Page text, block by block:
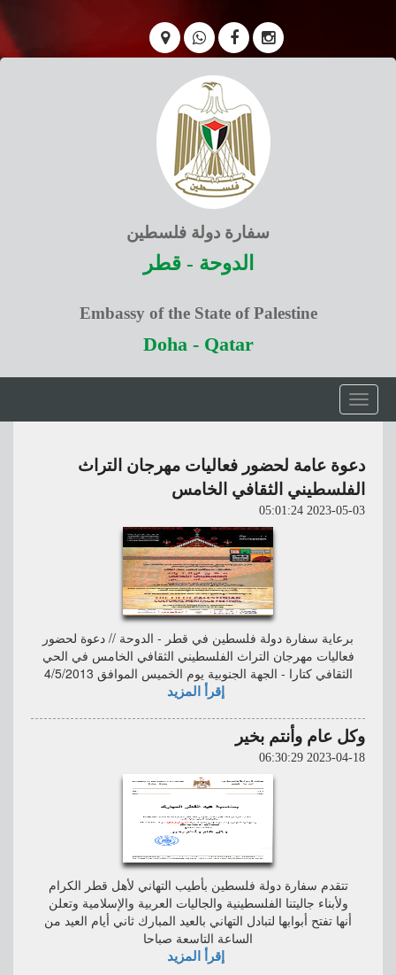
سفارة دولة فلسطين
الدوحة - قطر
Embassy of the State of Palestine
Doha - Qatar
Toggle
navigation
دعوة عامة لحضور فعاليات مهرجان التراث
الفلسطيني الثقافي الخامس
2023-05-03 05:01:24
برعاية سفارة دولة فلسطين في قطر - الدوحة // دعوة لحضور
فعاليات مهرجان التراث الفلسطيني الثقافي الخامس في الحي
الثقافي كتارا - الجهة الجنوبية يوم الخميس الموافق 4/5/2013
إقرأ المزيد
وكل عام وأنتم بخير
2023-04-18 06:30:29
تتقدم سفارة دولة فلسطين بأطيب التهاني لأهل قطر الكرام
ولأبناء جاليتنا الفلسطينية والجاليات العربية والإسلامية وتعلن
أنها تفتح أبوابها لتبادل التهاني بالعيد المبارك ثاني أيام العيد من
الساعة التاسعة صباحا
إقرأ المزيد